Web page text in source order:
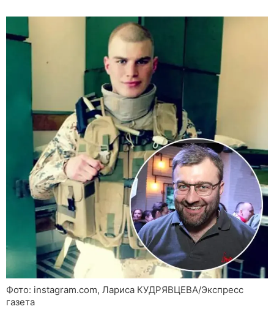
Фото: instagram.com, Лариса КУДРЯВЦЕВА/Экспресс
газета